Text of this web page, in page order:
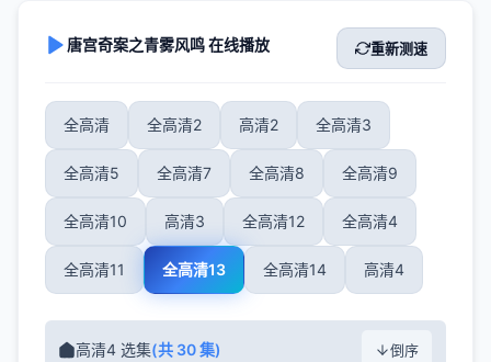
唐宫奇案之青雾风鸣 在线播放 重新测速
全高清 全高清2 高清2 全高清3
全高清5 全高清7 全高清8 全高清9
全高清10 高清3 全高清12 全高清4
全高清11 全高清13 全高清14 高清4
高清4 选集(共 30 集) 倒序